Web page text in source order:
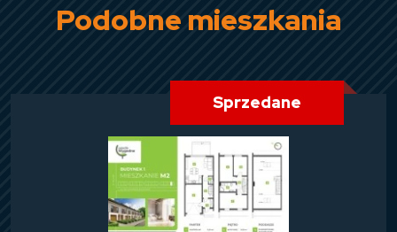
Podobne mieszkania
Sprzedane